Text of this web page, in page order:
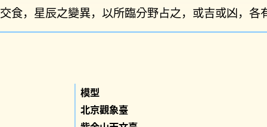
食，星辰之變異，以所臨分野占之，或吉或凶，各
模型
北京觀象臺